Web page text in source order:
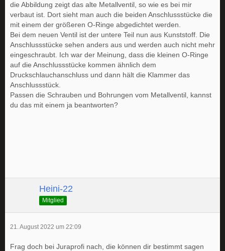
die Abbildung zeigt das alte Metallventil, so wie es bei mir
verbaut ist. Dort sieht man auch die beiden Anschlussstücke die
mit einem der größeren O-Ringe abgedichtet werden.
Bei dem neuen Ventil ist der untere Teil nun aus Kunststoff. Die
Anschlussstücke sehen anders aus und werden auch nicht mehr
eingeschraubt. Ich war der Meinung, dass die kleinen O-Ringe
auf die Anschlussstücke kommen ähnlich dem
Druckschlauchanschluss und dann hält die Klammer das
Anschlussstück.
Passen die Schrauben und Bohrungen vom Metallventil, kannst
du das mit einem ja beantworten?
Heini-22
Mitglied
21. August 2022 um 22:09
Frag doch bei Juraprofi nach, die können dir bestimmt sagen